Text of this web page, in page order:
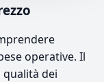
operative. Il
qualità dei